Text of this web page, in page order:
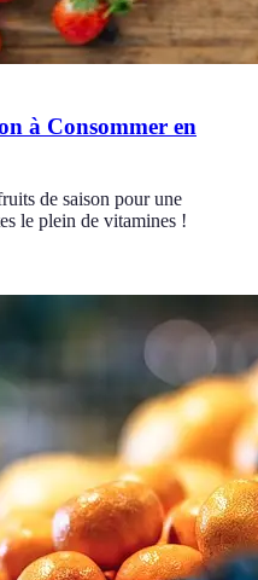
à Consommer en
de saison pour une
le plein de vitamines !